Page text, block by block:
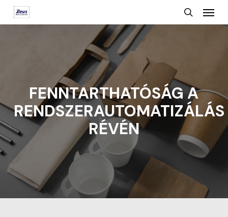
Skip
to
search
Menu
FENNTARTHATÓSÁG A
RENDSZERAUTOMATIZÁLÁS
RÉVÉN